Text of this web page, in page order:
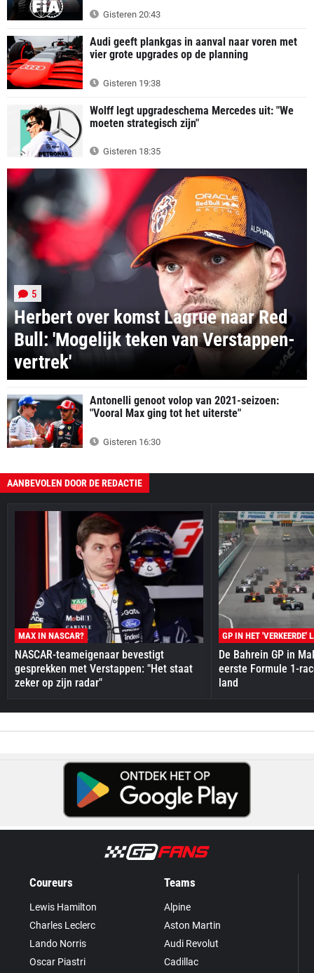
Gisteren 20:43
Audi geeft plankgas in aanval naar voren met
vier grote upgrades op de planning
Gisteren 19:38
Wolff legt upgradeschema Mercedes uit: "We
moeten strategisch zijn"
Gisteren 18:35
Herbert over komst Lagrue naar Red
Bull: 'Mogelijk teken van Verstappen-
vertrek'
5
Antonelli genoot volop van 2021-seizoen:
"Vooral Max ging tot het uiterste"
Gisteren 16:30
AANBEVOLEN DOOR DE REDACTIE
MAX IN NASCAR?
NASCAR-teameigenaar bevestigt
gesprekken met Verstappen: "Het staat
zeker op zijn radar"
GP IN HET 'VERKEERDE'
De Bahrein GP in
eerste Formule 1-
land
Coureurs
Lewis Hamilton
Charles Leclerc
Lando Norris
Oscar Piastri
Teams
Alpine
Aston Martin
Audi Revolut
Cadillac